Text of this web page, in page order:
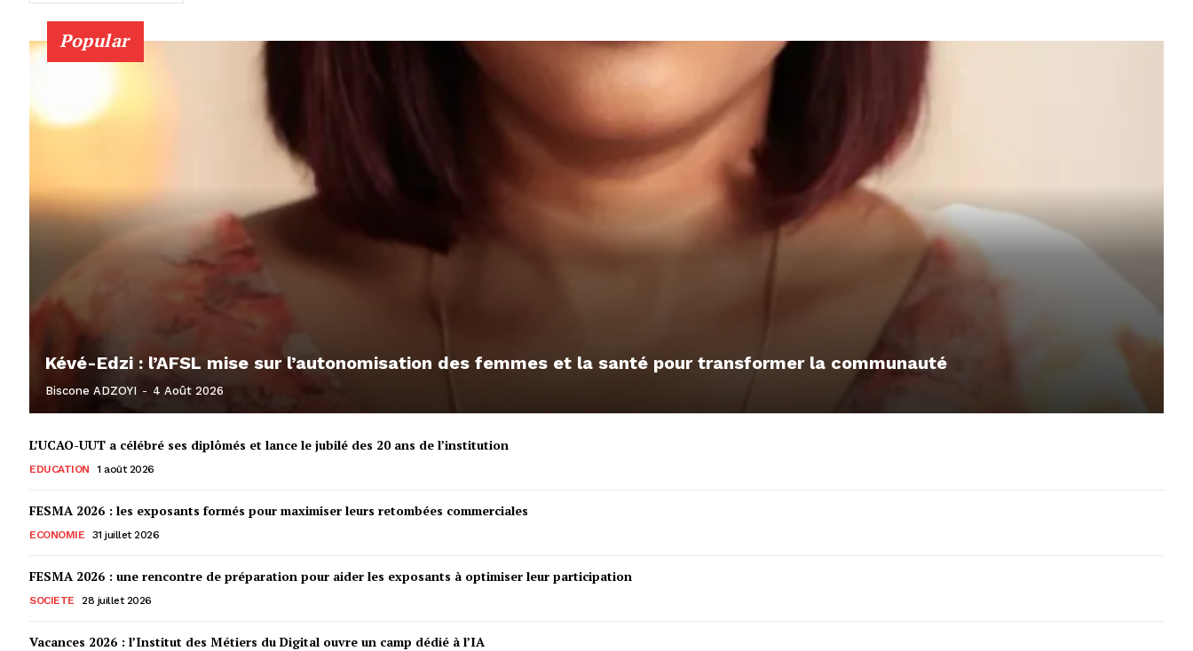
Popular
Kévé-Edzi : l’AFSL mise sur l’autonomisation des femmes et la santé pour transformer la communauté
Biscone ADZOYI - 4 Août 2026
L’UCAO-UUT a célébré ses diplômés et lance le jubilé des 20 ans de l’institution
EDUCATION 1 août 2026
FESMA 2026 : les exposants formés pour maximiser leurs retombées commerciales
ECONOMIE 31 juillet 2026
FESMA 2026 : une rencontre de préparation pour aider les exposants à optimiser leur participation
SOCIETE 28 juillet 2026
Vacances 2026 : l’Institut des Métiers du Digital ouvre un camp dédié à l’IA